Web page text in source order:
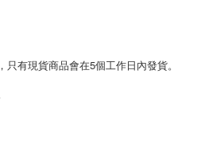
有現貨商品會在5個工作日內發貨。